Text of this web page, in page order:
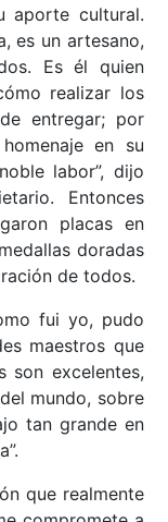
aporte cultural.
es un artesano,
Es él quien
realizar los
entregar; por
en su
labor”, dijo
Entonces
placas en
doradas
de todos.
fui yo, pudo
maestros que
son excelentes,
mundo, sobre
tan grande en
que realmente